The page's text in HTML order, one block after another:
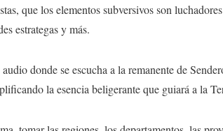
que los elementos subversivos son
estrategas y más.
donde se escucha a la remanente de
la esencia beligerante que guiará a la